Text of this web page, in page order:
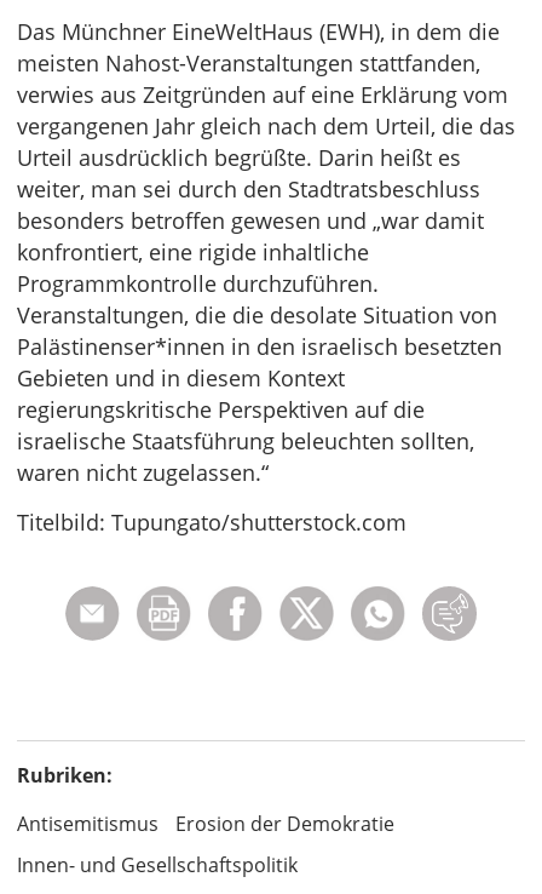
Das Münchner EineWeltHaus (EWH), in dem die
meisten Nahost-Veranstaltungen stattfanden,
verwies aus Zeitgründen auf eine Erklärung vom
vergangenen Jahr gleich nach dem Urteil, die das
Urteil ausdrücklich begrüßte. Darin heißt es
weiter, man sei durch den Stadtratsbeschluss
besonders betroffen gewesen und „war damit
konfrontiert, eine rigide inhaltliche
Programmkontrolle durchzuführen.
Veranstaltungen, die die desolate Situation von
Palästinenser*innen in den israelisch besetzten
Gebieten und in diesem Kontext
regierungskritische Perspektiven auf die
israelische Staatsführung beleuchten sollten,
waren nicht zugelassen.“
Titelbild: Tupungato/shutterstock.com
Rubriken:
Antisemitismus
Erosion der Demokratie
Innen- und Gesellschaftspolitik